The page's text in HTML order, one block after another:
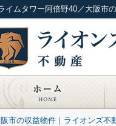
イムタワー阿倍野40／大阪市
市の収益物件｜ライオンズ不